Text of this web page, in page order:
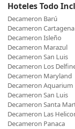
Hoteles Todo
Decameron Barú
Decameron Cartagena
Decameron Isleño
Decameron Marazul
Decameron San Luis
Decameron Los
Decameron Maryland
Decameron Aquarium
Decameron San Luis
Decameron Santa
Decameron Las
Decameron Panaca